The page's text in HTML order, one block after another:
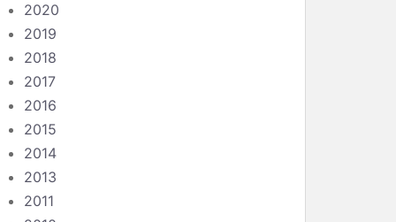
2020
2019
2018
2017
2016
2015
2014
2013
2011